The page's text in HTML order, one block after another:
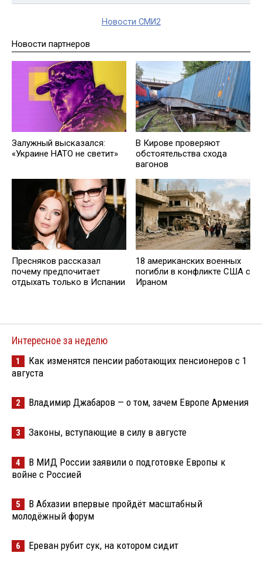
Новости СМИ2
Новости партнеров
Залужный высказался:
«Украине НАТО не светит»
В Кирове проверяют
обстоятельства схода
вагонов
Пресняков рассказал
почему предпочитает
отдыхать только в Испании
18 американских военных
погибли в конфликте США с
Ираном
Интересное за неделю
1
Как изменятся пенсии работающих пенсионеров с 1
августа
2 Владимир Джабаров — о том, зачем Европе Армения
3 Законы, вступающие в силу в августе
4
В МИД России заявили о подготовке Европы к
войне с Россией
5
В Абхазии впервые пройдёт масштабный
молодёжный форум
6 Ереван рубит сук, на котором сидит